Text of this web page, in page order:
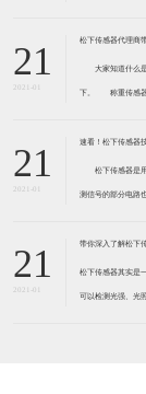
21
2021-01
松下传感器代理商
大家知道什么是
下。 称重传感器
带有应变片的弹性
21
2021-01
速看！松下传感器
松下传感器是用
测信号的部分电路
器是利用相应材料
21
2021-01
带你深入了解松下
松下传感器其实是
可以检测光强、光